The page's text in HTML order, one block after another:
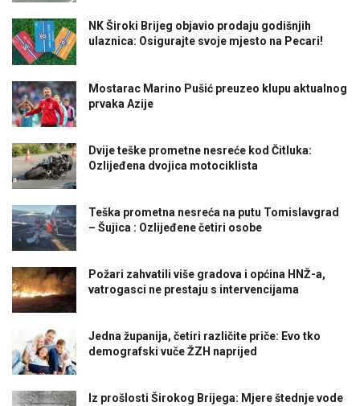
NK Široki Brijeg objavio prodaju godišnjih
ulaznica: Osigurajte svoje mjesto na Pecari!
Mostarac Marino Pušić preuzeo klupu aktualnog
prvaka Azije
Dvije teške prometne nesreće kod Čitluka:
Ozlijeđena dvojica motociklista
Teška prometna nesreća na putu Tomislavgrad
– Šujica : Ozlijeđene četiri osobe
Požari zahvatili više gradova i općina HNŽ-a,
vatrogasci ne prestaju s intervencijama
Jedna županija, četiri različite priče: Evo tko
demografski vuče ŽZH naprijed
Iz prošlosti Širokog Brijega: Mjere štednje vode